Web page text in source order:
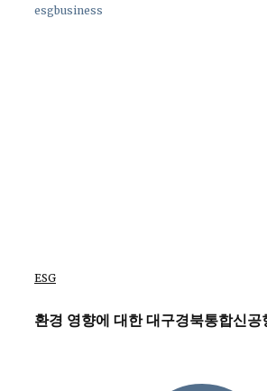
esgbusiness
ESG
환경 영향에 대한 대구경북통합신공